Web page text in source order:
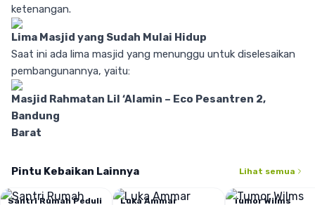
ketenangan.
Lima Masjid yang Sudah Mulai Hidup
Saat ini ada lima masjid yang menunggu untuk diselesaikan
pembangunannya, yaitu:
Masjid Rahmatan Lil ‘Alamin – Eco Pesantren 2,
Bandung
Barat
Kuningan
Masjid Rahmatan Lil ‘Alamin – Lubuklinggau
Pintu Kebaikan Lainnya Lihat semua
Santri Rumah Peduli Luka Ammar Tumor Wilms